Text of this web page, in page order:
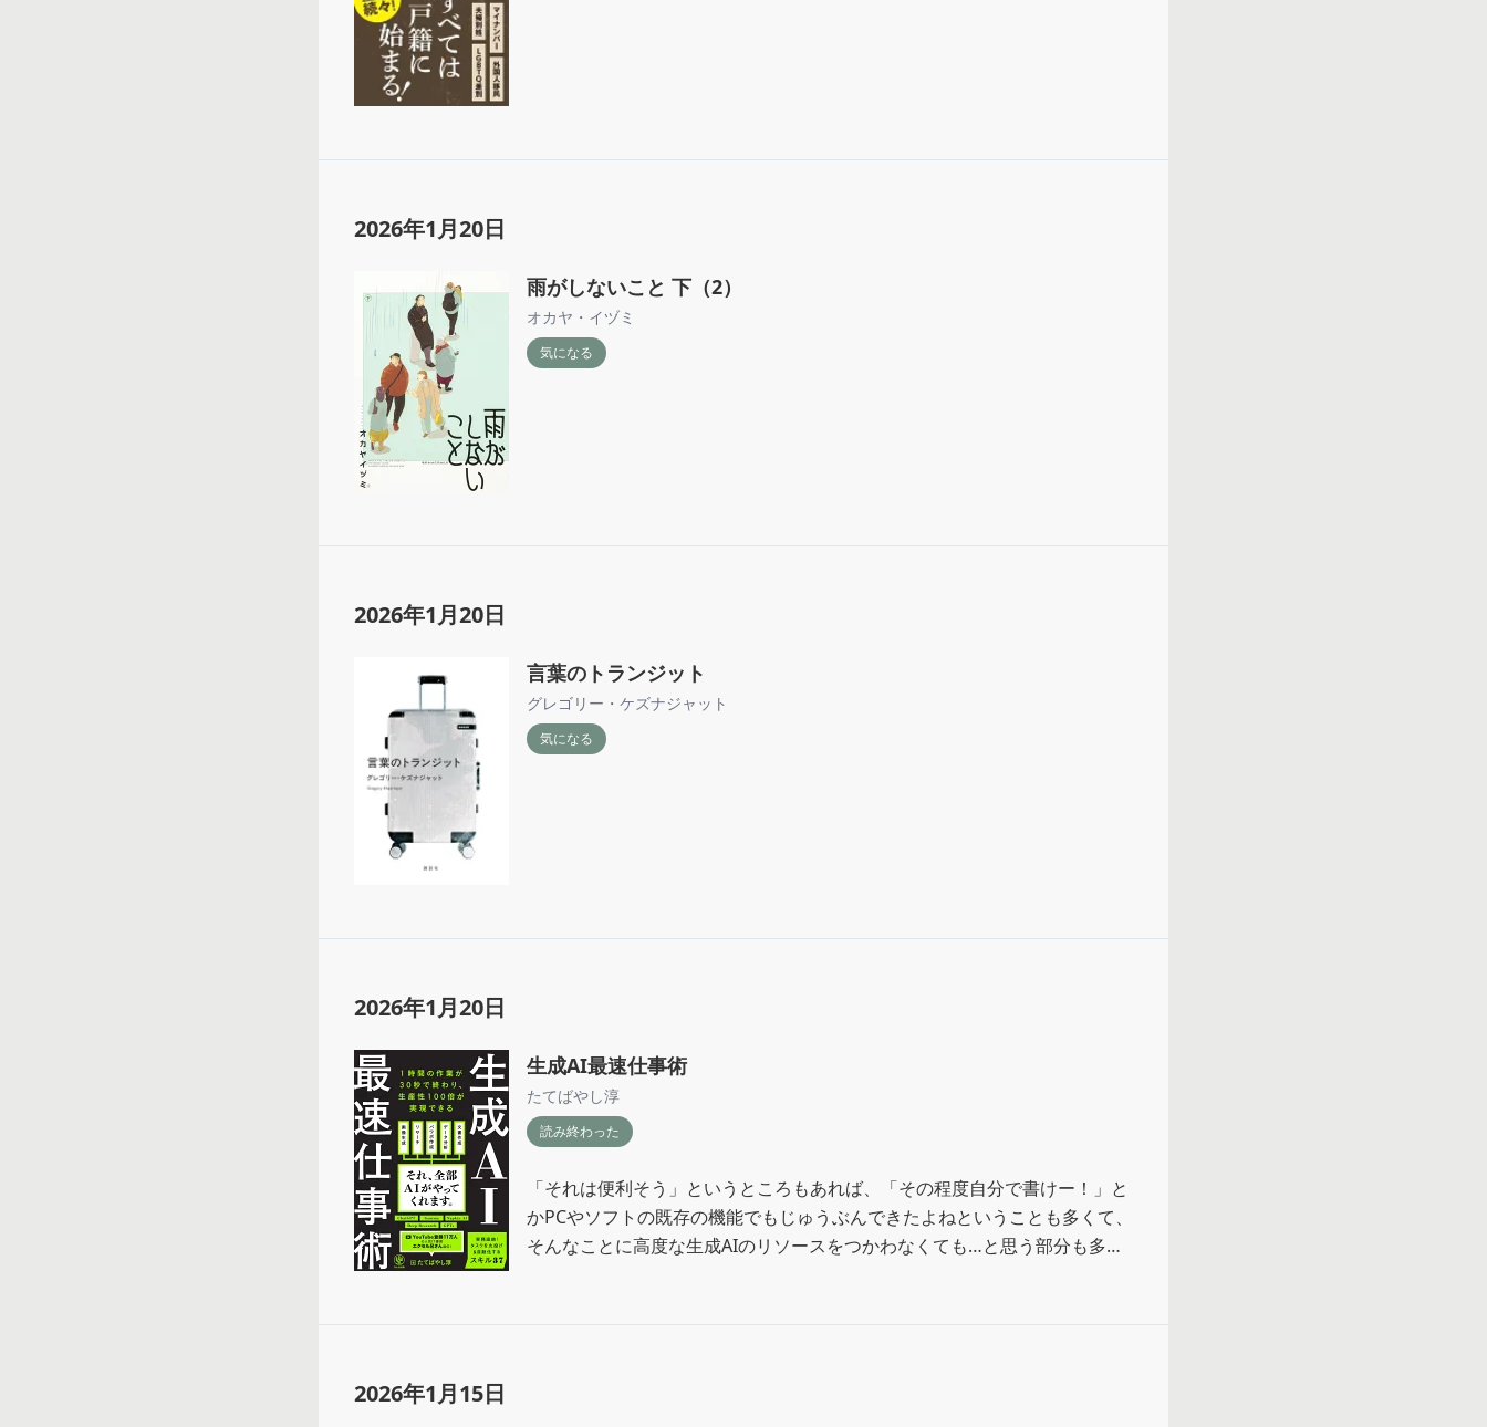
2026年1月20日
雨がしないこと 下（2）
オカヤ・イヅミ
気になる
2026年1月20日
言葉のトランジット
グレゴリー・ケズナジャット
気になる
2026年1月20日
生成AI最速仕事術
たてばやし淳
読み終わった
「それは便利そう」というところもあれば、「その程度自分で書けー！」と
かPCやソフトの既存の機能でもじゅうぶんできたよねということも多くて、
そんなことに高度な生成AIのリソースをつかわなくても…と思う部分も多か
2026年1月15日